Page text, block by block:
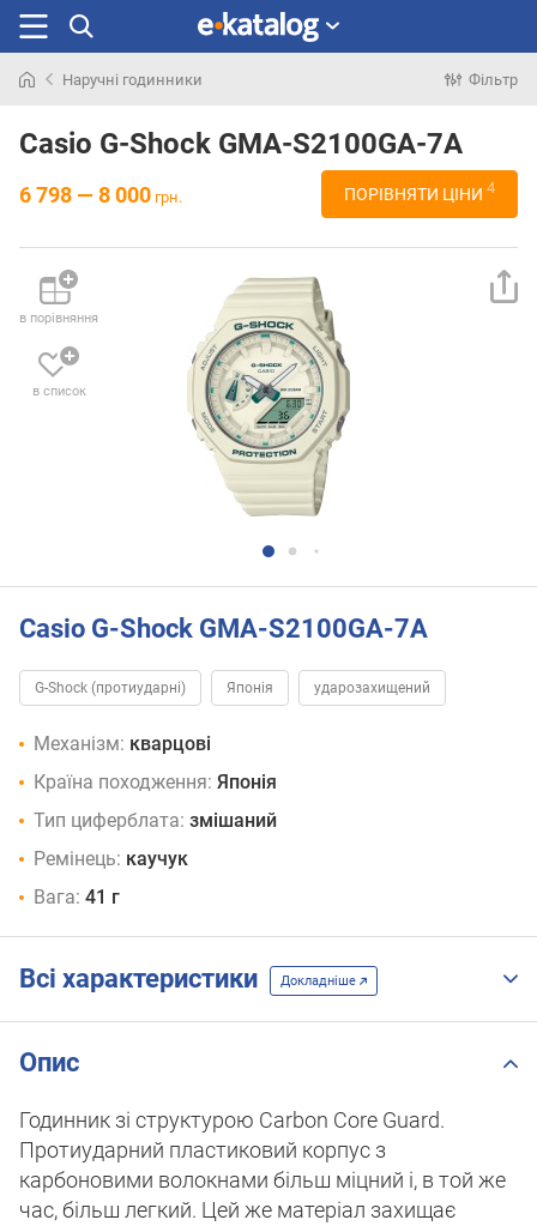
раніше
Наручні годинники Фільтр
Casio G-Shock GMA-S2100GA-7A
6 798 — 8 000 грн. ПОРІВНЯТИ ЦІНИ 4
в порівняння
в список
Casio G-Shock GMA-S2100GA-7A
G-Shock (протиударні) Японія ударозахищений
Механізм: кварцові
Країна походження: Японія
Тип циферблата: змішаний
Ремінець: каучук
Вага: 41 г
Всі характеристики Докладніше
Опис
Годинник зі структурою Carbon Core Guard.
Протиударний пластиковий корпус з
карбоновими волокнами більш міцний і, в той же
час, більш легкий. Цей же матеріал захищає